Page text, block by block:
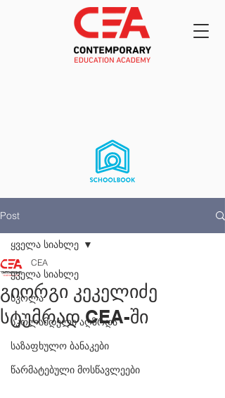
Post
ყველა სიახლე
სკოლა
სკოლამდელი აღზრდა
საზაფხულო ბანაკები
წარმატებული მოსწავლეები
ყველა სიახლე
გიორგი კეკელიძე
სტუმრად CEA-ში
CEA